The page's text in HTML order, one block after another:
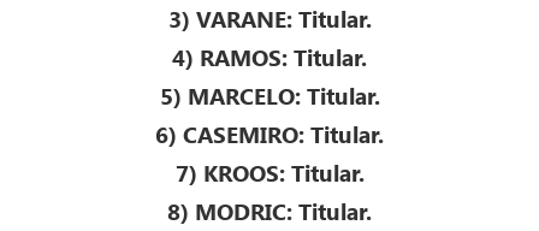
3) VARANE: Titular.
4) RAMOS: Titular.
5) MARCELO: Titular.
6) CASEMIRO: Titular.
7) KROOS: Titular.
8) MODRIC: Titular.